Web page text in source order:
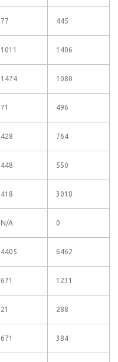
77 445
1011 1406
1474 1080
71 496
428 764
448 550
418 3018
N/A 0
4405 6462
671 1231
21 288
671 384